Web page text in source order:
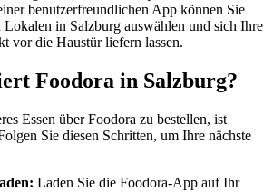
benutzerfreundlichen App können Sie
in Salzburg auswählen und sich Ihre
vor die Haustür liefern lassen.
Foodora in Salzburg?
Essen über Foodora zu bestellen, ist
Sie diesen Schritten, um Ihre nächste
Laden Sie die Foodora-App auf Ihr